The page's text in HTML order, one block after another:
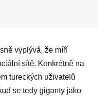
vyplývá, že míří
sítě. Konkrétně na
tureckých uživatelů
se tedy giganty jako